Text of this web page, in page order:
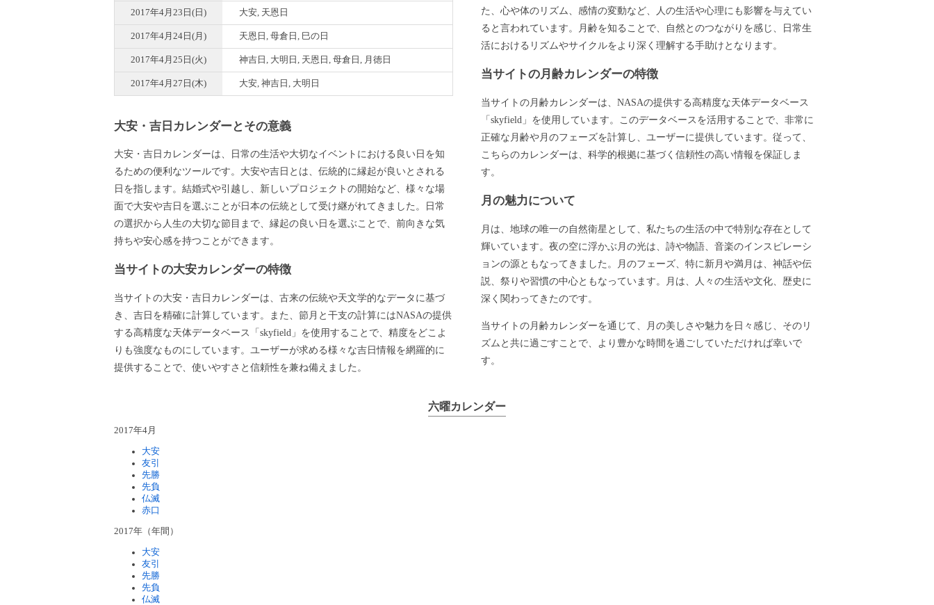
2017年4月23日(日) 大安, 天恩日
2017年4月24日(月) 天恩日, 母倉日, 巳の日
2017年4月25日(火) 神吉日, 大明日, 天恩日, 母倉日, 月徳日
2017年4月27日(木) 大安, 神吉日, 大明日
大安・吉日カレンダーとその意義
大安・吉日カレンダーは、日常の生活や大切なイベントにおける良い日を知
るための便利なツールです。大安や吉日とは、伝統的に縁起が良いとされる
日を指します。結婚式や引越し、新しいプロジェクトの開始など、様々な場
面で大安や吉日を選ぶことが日本の伝統として受け継がれてきました。日常
の選択から人生の大切な節目まで、縁起の良い日を選ぶことで、前向きな気
持ちや安心感を持つことができます。
当サイトの大安カレンダーの特徴
当サイトの大安・吉日カレンダーは、古来の伝統や天文学的なデータに基づ
き、吉日を精確に計算しています。また、節月と干支の計算にはNASAの提供
する高精度な天体データベース「skyfield」を使用することで、精度をどこよ
りも強度なものにしています。ユーザーが求める様々な吉日情報を網羅的に
提供することで、使いやすさと信頼性を兼ね備えました。
た、心や体のリズム、感情の変動など、人の生活や心理にも影響を与えてい
ると言われています。月齢を知ることで、自然とのつながりを感じ、日常生
活におけるリズムやサイクルをより深く理解する手助けとなります。
当サイトの月齢カレンダーの特徴
当サイトの月齢カレンダーは、NASAの提供する高精度な天体データベース
「skyfield」を使用しています。このデータベースを活用することで、非常に
正確な月齢や月のフェーズを計算し、ユーザーに提供しています。従って、
こちらのカレンダーは、科学的根拠に基づく信頼性の高い情報を保証しま
す。
月の魅力について
月は、地球の唯一の自然衛星として、私たちの生活の中で特別な存在として
輝いています。夜の空に浮かぶ月の光は、詩や物語、音楽のインスピレーシ
ョンの源ともなってきました。月のフェーズ、特に新月や満月は、神話や伝
説、祭りや習慣の中心ともなっています。月は、人々の生活や文化、歴史に
深く関わってきたのです。
当サイトの月齢カレンダーを通じて、月の美しさや魅力を日々感じ、そのリ
ズムと共に過ごすことで、より豊かな時間を過ごしていただければ幸いで
す。
六曜カレンダー
2017年4月
大安
友引
先勝
先負
仏滅
赤口
2017年（年間）
大安
友引
先勝
先負
仏滅